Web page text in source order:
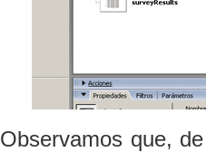
Observamos que,